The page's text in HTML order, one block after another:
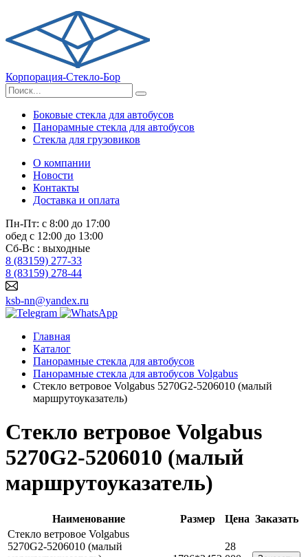
Корпорация-Стекло-Бор
Боковые стекла для автобусов
Панорамные стекла для автобусов
Стекла для грузовиков
О компании
Новости
Контакты
Доставка и оплата
Пн-Пт: с 8:00 до 17:00
обед с 12:00 до 13:00
Сб-Вс : выходные
8 (83159) 277-33
8 (83159) 278-44
ksb-nn@yandex.ru
Главная
Каталог
Панорамные стекла для автобусов
Панорамные стекла для автобусов Volgabus
Стекло ветровое Volgabus 5270G2-5206010 (малый
маршрутоуказатель)
Стекло ветровое Volgabus
5270G2-5206010 (малый
маршрутоуказатель)
Наименование Размер Цена Заказать
Стекло ветровое Volgabus
5270G2-5206010 (малый
28